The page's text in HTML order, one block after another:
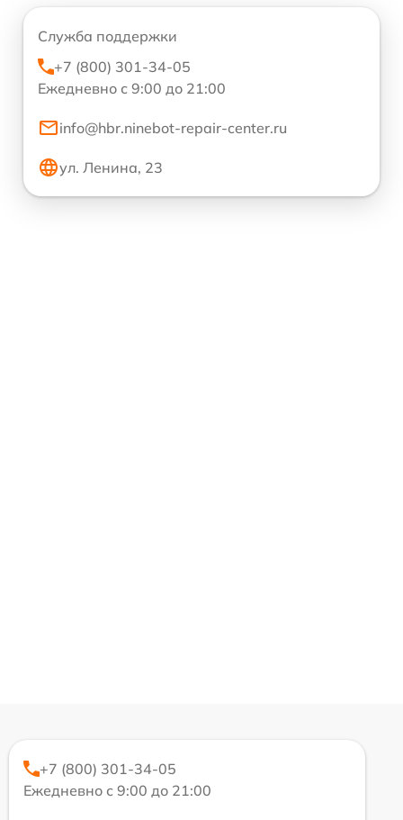
Служба поддержки
+7 (800) 301-34-05
Ежедневно с 9:00 до 21:00
info@hbr.ninebot-repair-center.ru
ул. Ленина, 23
+7 (800) 301-34-05
Ежедневно с 9:00 до 21:00